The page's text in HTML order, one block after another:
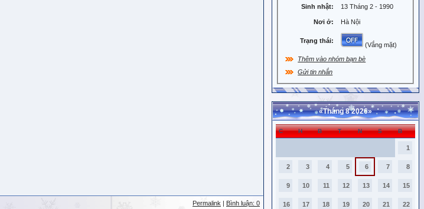
Permalink Bình luận: 0
Sinh nhật: 13 Tháng 2 - 1990
Nơi ở: Hà Nội
Trạng thái:
(Vắng mặt)
Thêm vào nhóm bạn bè
Gửi tin nhắn
«Tháng 8 2026»
C H B T N S B
1
2 3 4 5 6 7 8
9 10 11 12 13 14 15
16 17 18 19 20 21 22